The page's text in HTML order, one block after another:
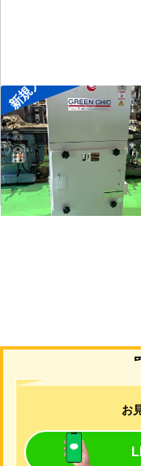
新規入荷
集塵機
メーカー
形 式RD100-1-1.5M
年
お